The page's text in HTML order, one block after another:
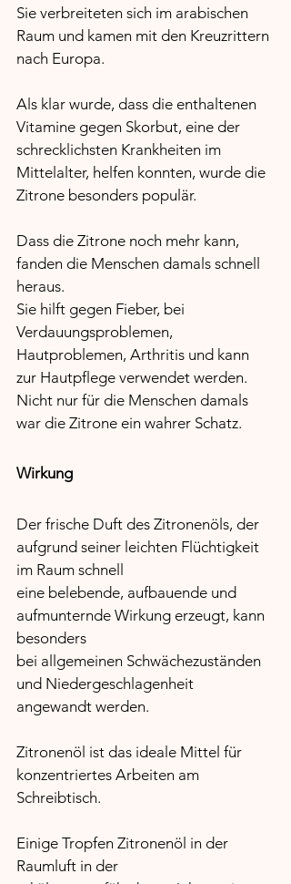
Sie verbreiteten sich im arabischen
Raum und kamen mit den Kreuzrittern
nach Europa.
Als klar wurde, dass die enthaltenen
Vitamine gegen Skorbut, eine der
schrecklichsten Krankheiten im
Mittelalter, helfen konnten, wurde die
Zitrone besonders populär.
Dass die Zitrone noch mehr kann,
fanden die Menschen damals schnell
heraus.
Sie hilft gegen Fieber, bei
Verdauungsproblemen,
Hautproblemen, Arthritis und kann
zur Hautpflege verwendet werden.
Nicht nur für die Menschen damals
war die Zitrone ein wahrer Schatz.
Wirkung
Der frische Duft des Zitronenöls, der
aufgrund seiner leichten Flüchtigkeit
im Raum schnell
eine belebende, aufbauende und
aufmunternde Wirkung erzeugt, kann
besonders
bei allgemeinen Schwächezuständen
und Niedergeschlagenheit
angewandt werden.
Zitronenöl ist das ideale Mittel für
konzentriertes Arbeiten am
Schreibtisch.
Einige Tropfen Zitronenöl in der
Raumluft in der